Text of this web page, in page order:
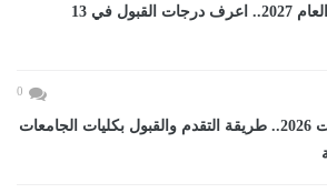
تنسيق الثانوى العام 2027.. اعرف درجات القبول في 13
0
تنسيق الجامعات 2026.. طريقة التقدم والقبول بكليات الجامعات